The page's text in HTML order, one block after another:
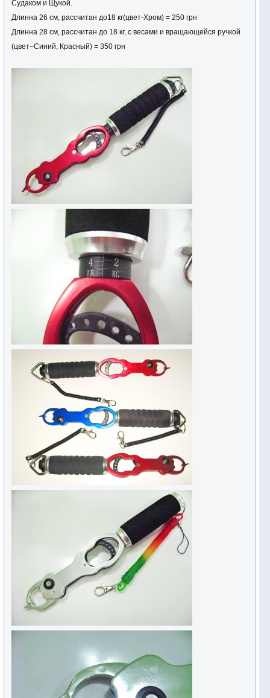
Судаком и Щукой.
Длинна 26 см, рассчитан до18 кг(цвет-Хром) = 250 грн
Длинна 28 см, рассчитан до 18 кг, с весами и вращающейся ручкой
(цвет–Синий, Красный) = 350 грн